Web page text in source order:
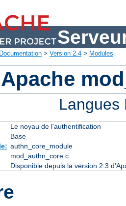
Documentation > Version 2.4 > Modules
Le noyau de l'authentification
Base
authn_core_module
mod_authn_core.c
Disponible depuis la version 2.3